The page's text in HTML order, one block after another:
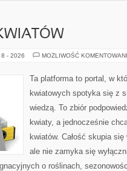
8 - 2026 MOŻLIWOŚĆ
Ta platforma to portal, w
kwiatowych spotyka się z
wiedzą. To zbiór
kwiaty, a jednocześnie
kwiatów. Całość skupia
ale nie zamyka się
o roślinach,